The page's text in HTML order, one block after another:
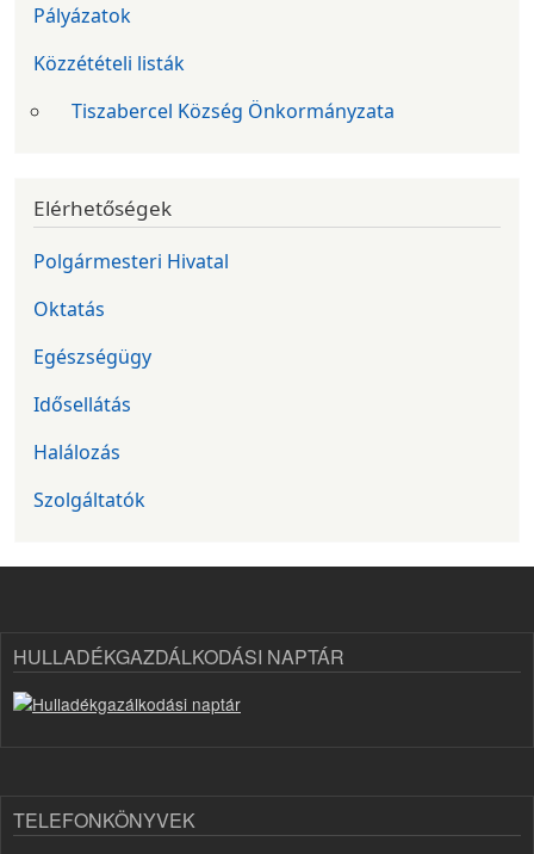
Pályázatok
Közzétételi listák
Tiszabercel Község Önkormányzata
Elérhetőségek
Polgármesteri Hivatal
Oktatás
Egészségügy
Idősellátás
Halálozás
Szolgáltatók
HULLADÉKGAZDÁLKODÁSI NAPTÁR
TELEFONKÖNYVEK